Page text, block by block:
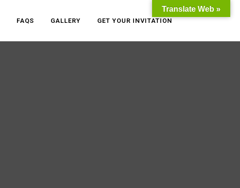
FAQS GALLERY GET YOUR INVITATION
Translate Web »